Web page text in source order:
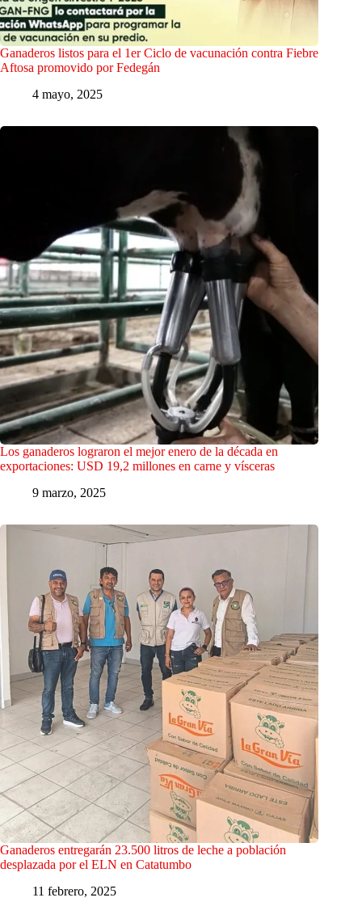
Ganaderos listos para el 1er Ciclo de vacunación contra Fiebre
Aftosa promovido por Fedegán
4 mayo, 2025
Los ganaderos lograron el mejor enero de la década en
exportaciones: USD 19,2 millones en carne y vísceras
9 marzo, 2025
Ganaderos entregarán 23.500 litros de leche a población
desplazada por el ELN en Catatumbo
11 febrero, 2025